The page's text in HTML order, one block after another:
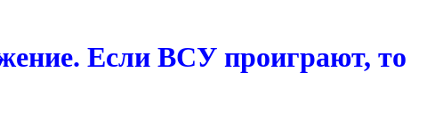
Если ВСУ проиграют, то